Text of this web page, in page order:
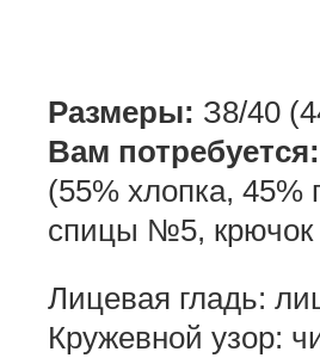
Размеры: З8/40
Вам потребуется:
(55% хлопка, 45%
спицы №5,
Лицевая гладь:
Кружевной узор: